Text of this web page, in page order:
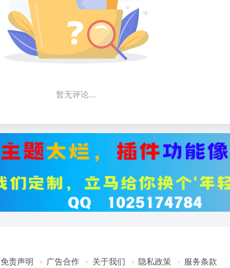
暂无评论...
免责声明 广告合作 关于我们 隐私政策 服务条款